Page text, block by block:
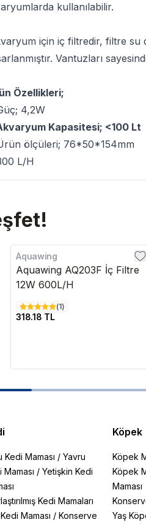
kullanılabilir.
için iç filtredir, filtre su
Vantuzları
Özellikleri;
4,2W
Kapasitesi; <100 Lt
ölçüleri; 76*50*154mm
L/H
Aquawing
Aquawing AQ203F İç Filtre
12W 600L/H
(1)
318.18 TL
Kedi Maması / Yavru
Maması / Yetişkin Kedi
Kedi Mamaları
Maması / Konserve
Köpek
Köpek
Köpek
Maması
Yaş